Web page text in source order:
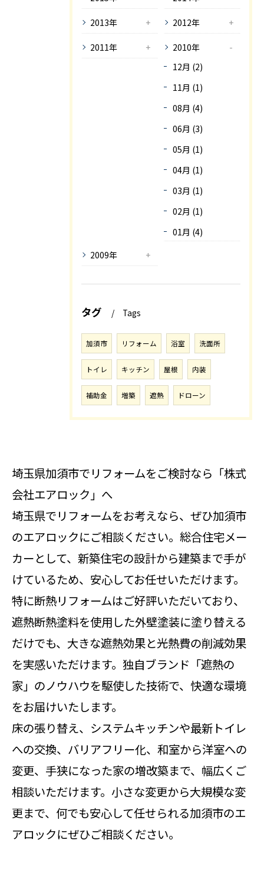
2013年 2012年
2011年
2010年
12月 (2)
11月 (1)
08月 (4)
06月 (3)
05月 (1)
04月 (1)
03月 (1)
02月 (1)
01月 (4)
2009年
タグ Tags
加須市 リフォーム 浴室 洗面所
トイレ キッチン 屋根 内装
補助金 増築 遮熱 ドローン
埼玉県加須市でリフォームをご検討なら「株式
会社エアロック」へ
埼玉県でリフォームをお考えなら、ぜひ加須市
のエアロックにご相談ください。総合住宅メー
カーとして、新築住宅の設計から建築まで手が
けているため、安心してお任せいただけます。
特に断熱リフォームはご好評いただいており、
遮熱断熱塗料を使用した外壁塗装に塗り替える
だけでも、大きな遮熱効果と光熱費の削減効果
を実感いただけます。独自ブランド「遮熱の
家」のノウハウを駆使した技術で、快適な環境
をお届けいたします。
床の張り替え、システムキッチンや最新トイレ
への交換、バリアフリー化、和室から洋室への
変更、手狭になった家の増改築まで、幅広くご
相談いただけます。小さな変更から大規模な変
更まで、何でも安心して任せられる加須市のエ
アロックにぜひご相談ください。